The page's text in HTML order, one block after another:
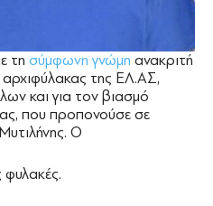
τη σύμφωνη γνώμη ανακριτή
αρχιφύλακας της ΕΛ.ΑΣ,
και για τον βιασμό
που προπονούσε σε
Ο
φυλακές.